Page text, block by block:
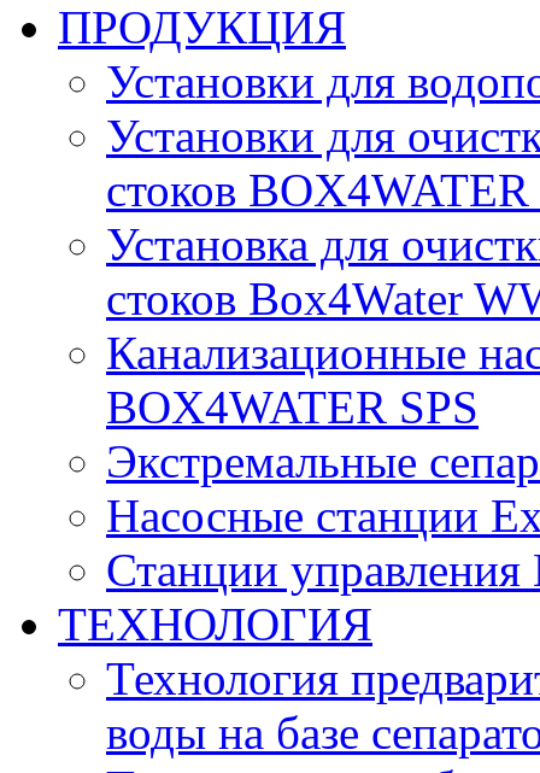
ПРОДУКЦИЯ
Установки для
Установки для
стоков
Установка для
стоков Box4Water
Канализационные
BOX4WATER SPS
Экстремальные
Насосные станции
Станции управления
ТЕХНОЛОГИЯ
Технология
воды на базе